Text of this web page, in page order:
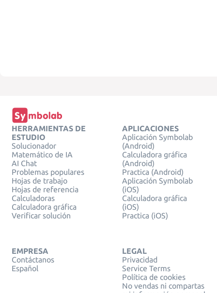
HERRAMIENTAS DE
ESTUDIO
Solucionador
Matemático de IA
AI Chat
Problemas populares
Hojas de trabajo
Hojas de referencia
Calculadoras
Calculadora gráfica
Verificar solución
APLICACIONES
Aplicación Symbolab
(Android)
Calculadora gráfica
(Android)
Practica (Android)
Aplicación Symbolab
(iOS)
Calculadora gráfica
(iOS)
Practica (iOS)
EMPRESA
Contáctanos
Español
LEGAL
Privacidad
Service Terms
Política de cookies
No vendas ni compartas